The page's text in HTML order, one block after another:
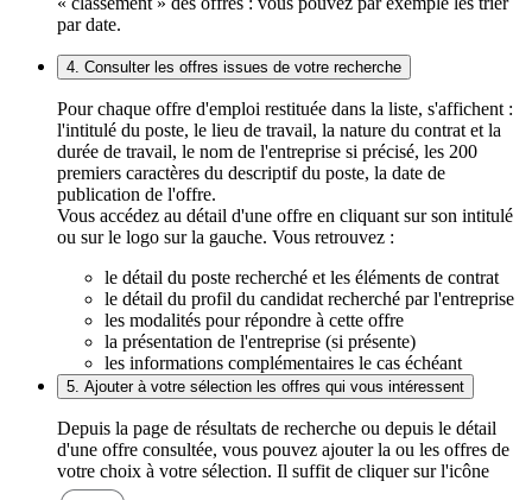
par date.
4. Consulter les offres issues de votre recherche
Pour chaque offre d'emploi restituée dans la liste, s'affichent :
l'intitulé du poste, le lieu de travail, la nature du contrat et la
durée de travail, le nom de l'entreprise si précisé, les 200
premiers caractères du descriptif du poste, la date de
publication de l'offre.
Vous accédez au détail d'une offre en cliquant sur son intitulé
ou sur le logo sur la gauche. Vous retrouvez :
le détail du poste recherché et les éléments de contrat
le détail du profil du candidat recherché par l'entreprise
les modalités pour répondre à cette offre
la présentation de l'entreprise (si présente)
les informations complémentaires le cas échéant
5. Ajouter à votre sélection les offres qui vous intéressent
Depuis la page de résultats de recherche ou depuis le détail
d'une offre consultée, vous pouvez ajouter la ou les offres de
votre choix à votre sélection. Il suffit de cliquer sur l'icône